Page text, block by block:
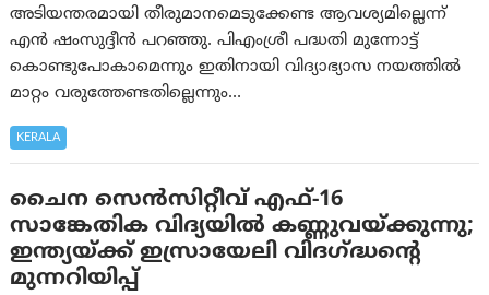
അടിയന്തരമായി തീരുമാനമെടുക്കേണ്ട ആവശ്യമില്ലെന്ന്
എൻ ഷംസുദ്ദീൻ പറഞ്ഞു. പി‌എം‌ശ്രീ പദ്ധതി മുന്നോട്ട്
കൊണ്ടുപോകാമെന്നും ഇതിനായി വിദ്യാഭ്യാസ നയത്തിൽ
മാറ്റം വരുത്തേണ്ടതില്ലെന്നും…
KERALA
ചൈന സെൻസിറ്റീവ് എഫ്-16
സാങ്കേതിക വിദ്യയിൽ കണ്ണുവയ്ക്കുന്നു;
ഇന്ത്യയ്ക്ക് ഇസ്രായേലി വിദഗ്ദ്ധന്റെ
മുന്നറിയിപ്പ്